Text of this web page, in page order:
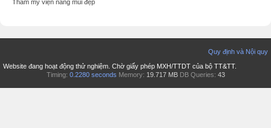
Thẩm mỹ viện nâng mũi đẹp
Quy định và Nội quy
Website đang hoạt động thử nghiệm. Chờ giấy phép MXH/TTDT của bộ TT&TT.
Timing: 0.2280 seconds Memory: 19.717 MB DB Queries: 43